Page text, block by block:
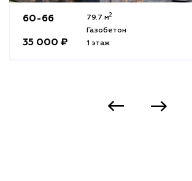
60-66
35 000 ₽
79.7 м2
Газобетон
1 этаж